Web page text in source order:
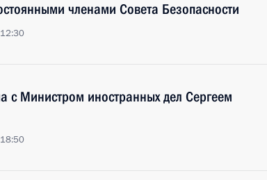
членами Совета Безопасности
с Министром иностранных дел Сергеем